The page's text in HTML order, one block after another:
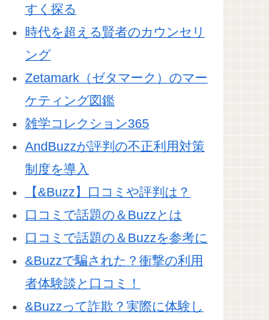
すく探る
時代を超える賢者のカウンセリ
ング
Zetamark（ゼタマーク）のマー
ケティング図鑑
雑学コレクション365
AndBuzzが評判の不正利用対策
制度を導入
【&Buzz】口コミや評判は？
口コミで話題の＆Buzzとは
口コミで話題の＆Buzzを参考に
&Buzzで騙された？衝撃の利用
者体験談と口コミ！
&Buzzって詐欺？実際に体験し